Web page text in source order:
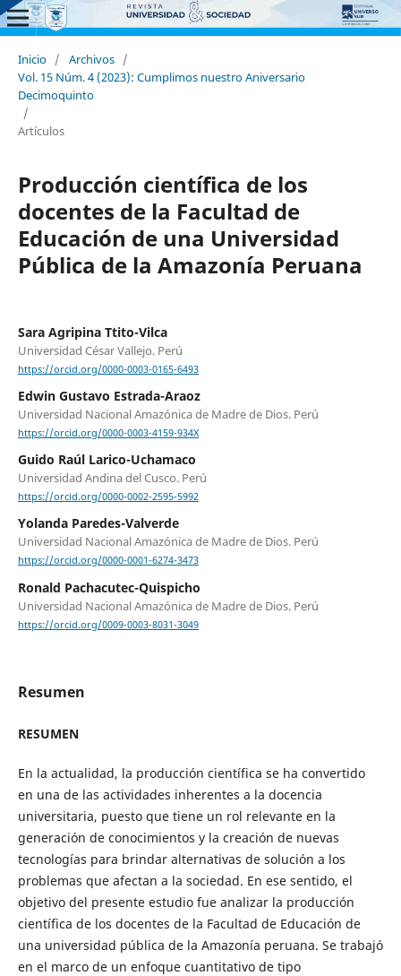
Inicio / Archivos /
Vol. 15 Núm. 4 (2023): Cumplimos nuestro Aniversario
Decimoquinto
/
Artículos
Producción científica de los
docentes de la Facultad de
Educación de una Universidad
Pública de la Amazonía Peruana
Sara Agripina Ttito-Vilca
Universidad César Vallejo. Perú
https://orcid.org/0000-0003-0165-6493
Edwin Gustavo Estrada-Araoz
Universidad Nacional Amazónica de Madre de Dios. Perú
https://orcid.org/0000-0003-4159-934X
Guido Raúl Larico-Uchamaco
Universidad Andina del Cusco. Perú
https://orcid.org/0000-0002-2595-5992
Yolanda Paredes-Valverde
Universidad Nacional Amazónica de Madre de Dios. Perú
https://orcid.org/0000-0001-6274-3473
Ronald Pachacutec-Quispicho
Universidad Nacional Amazónica de Madre de Dios. Perú
https://orcid.org/0009-0003-8031-3049
Resumen
RESUMEN
En la actualidad, la producción científica se ha convertido
en una de las actividades inherentes a la docencia
universitaria, puesto que tiene un rol relevante en la
generación de conocimientos y la creación de nuevas
tecnologías para brindar alternativas de solución a los
problemas que afectan a la sociedad. En ese sentido, el
objetivo del presente estudio fue analizar la producción
científica de los docentes de la Facultad de Educación de
una universidad pública de la Amazonía peruana. Se trabajó
en el marco de un enfoque cuantitativo de tipo